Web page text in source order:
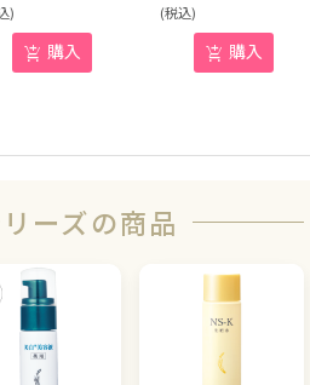
)
購入
(税込)
購入
ーズの商品